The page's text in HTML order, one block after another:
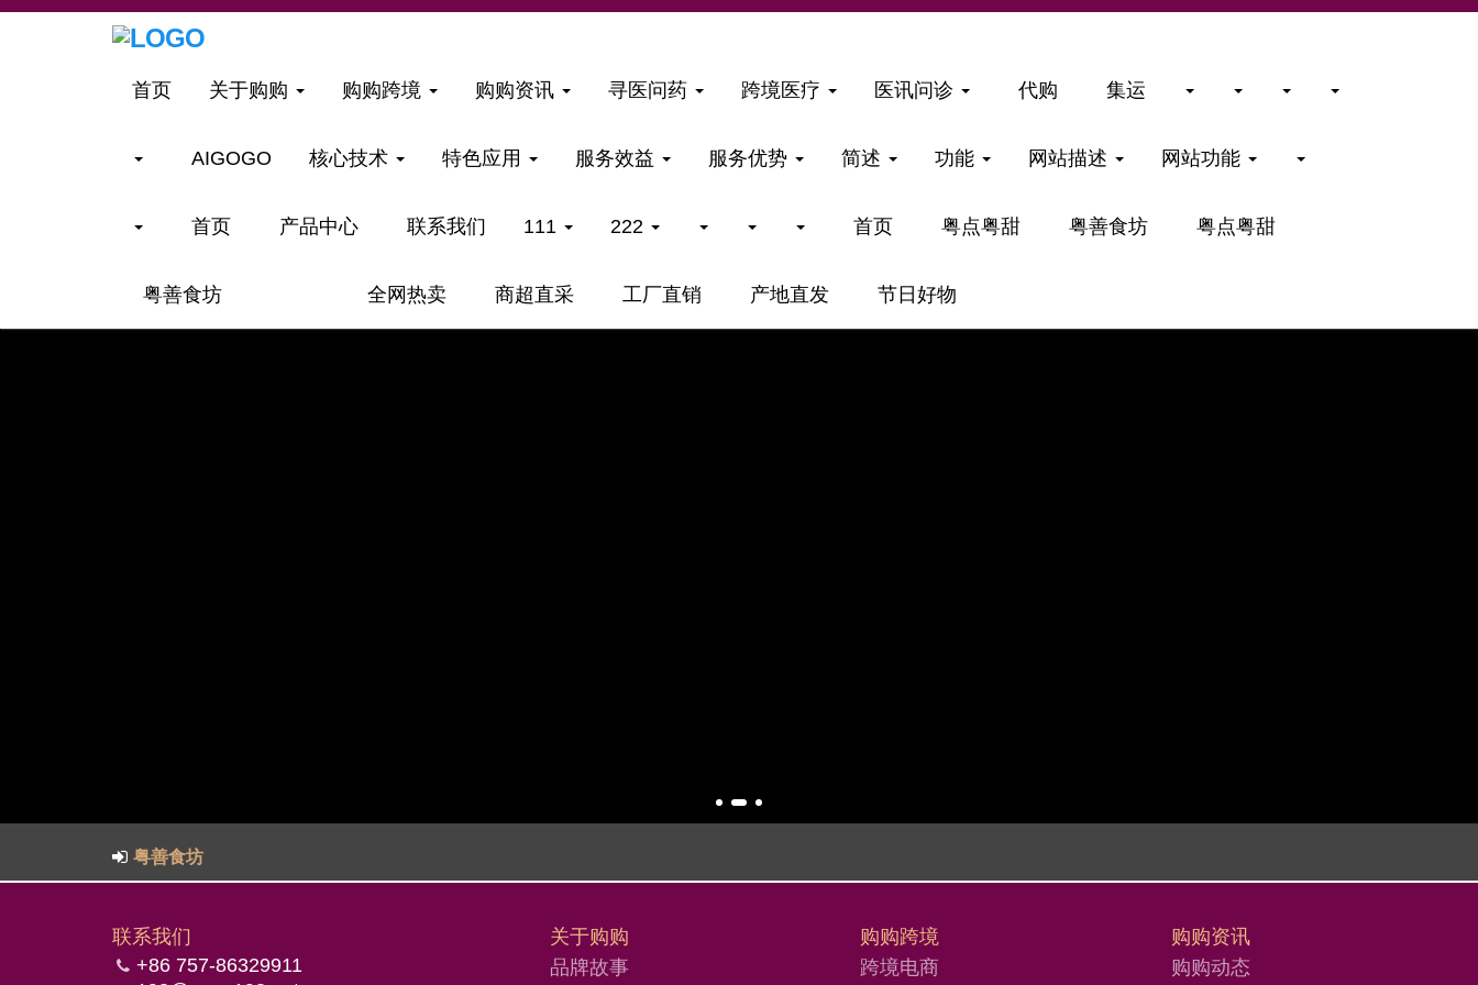
首页 关于购购 购购跨境 购购资讯 寻医问药 跨境医疗 医讯问诊 代购 集运
AIGOGO 核心技术 特色应用 服务效益 服务优势 简述 功能 网站描述 网站功能
首页 产品中心 联系我们 111 222 首页 粤点粤甜 粤善食坊 粤点粤甜
粤善食坊 全网热卖 商超直采 工厂直销 产地直发 节日好物
粤善食坊
联系我们
+86 757-86329911
关于购购
品牌故事
购购跨境
跨境电商
购购资讯
购购动态